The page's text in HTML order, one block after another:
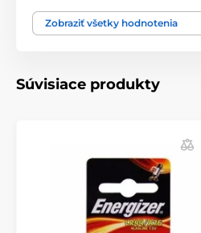
Zobraziť všetky hodnotenia
Súvisiace produkty